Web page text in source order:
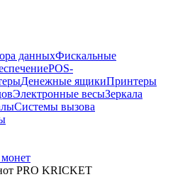
данныхФискальные
POS-
Денежные ящикиПринтеры
Электронные весыЗеркала
Системы вызова
PRO KRICKET